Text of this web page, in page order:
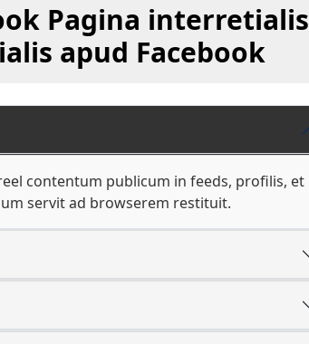
Pagina interretialis
apud Facebook
contentum publicum in feeds, profilis, et
servit ad browserem restituit.